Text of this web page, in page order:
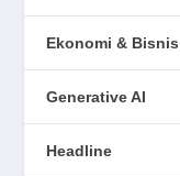
Ekonomi & Bisnis
Generative AI
Headline